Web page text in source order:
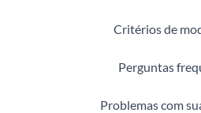
Critérios de
Perguntas
Problemas com